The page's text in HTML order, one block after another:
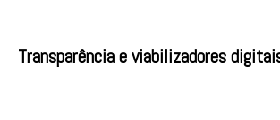
Transparência e viabilizadores